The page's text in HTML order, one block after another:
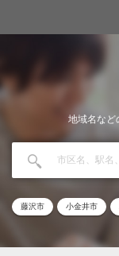
地域名など
藤沢市 小金井市